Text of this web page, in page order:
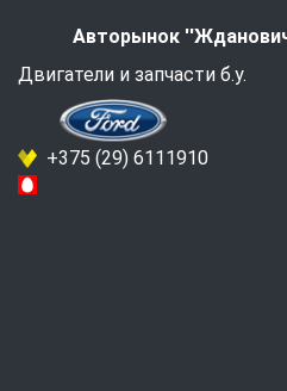
Авторынок
Двигатели и запчасти б.у.
+375 (29) 6111910